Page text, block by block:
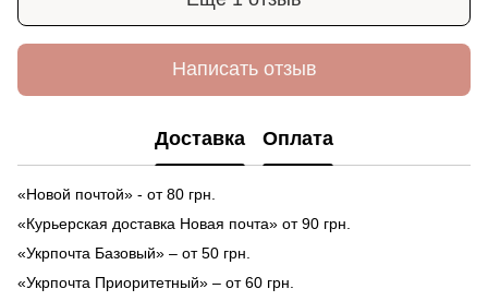
Написать отзыв
Доставка Оплата
«Новой почтой» - от 80 грн.
«Курьерская доставка Новая почта» от 90 грн.
«Укрпочта Базовый» – от 50 грн.
«Укрпочта Приоритетный» – от 60 грн.